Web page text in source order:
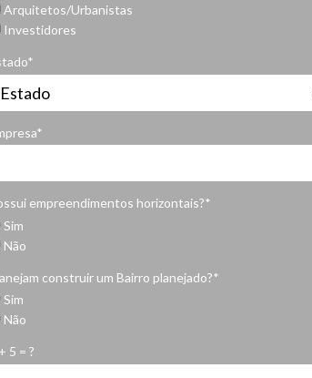
Arquitetos/Urbanistas
Investidores
empreendimentos horizontais?*
Sim
Não
construir um Bairro planejado?*
Sim
Não
5 = ?